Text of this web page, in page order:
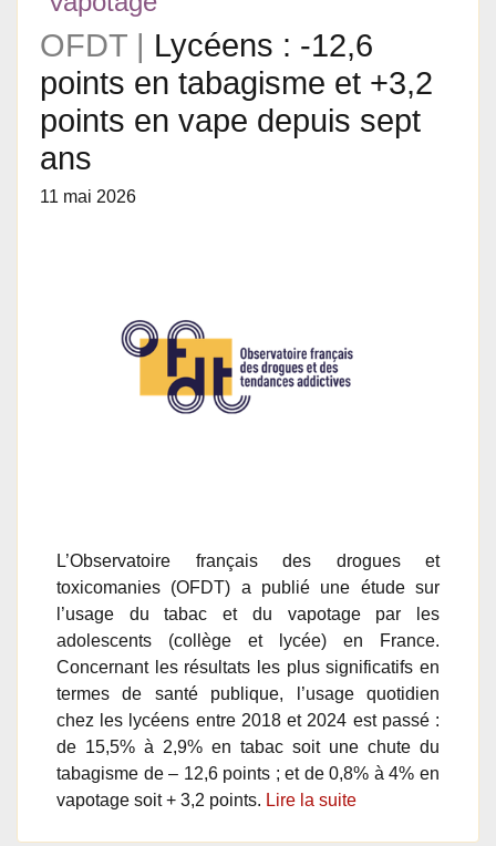
OFDT | Lycéens : -12,6
points en tabagisme et +3,2
points en vape depuis sept
ans
11 mai 2026
L’Observatoire français des drogues et
toxicomanies (OFDT) a publié une étude sur
l’usage du tabac et du vapotage par les
adolescents (collège et lycée) en France.
Concernant les résultats les plus significatifs en
termes de santé publique, l’usage quotidien
chez les lycéens entre 2018 et 2024 est passé :
de 15,5% à 2,9% en tabac soit une chute du
tabagisme de – 12,6 points ; et de 0,8% à 4% en
vapotage soit + 3,2 points. Lire la suite